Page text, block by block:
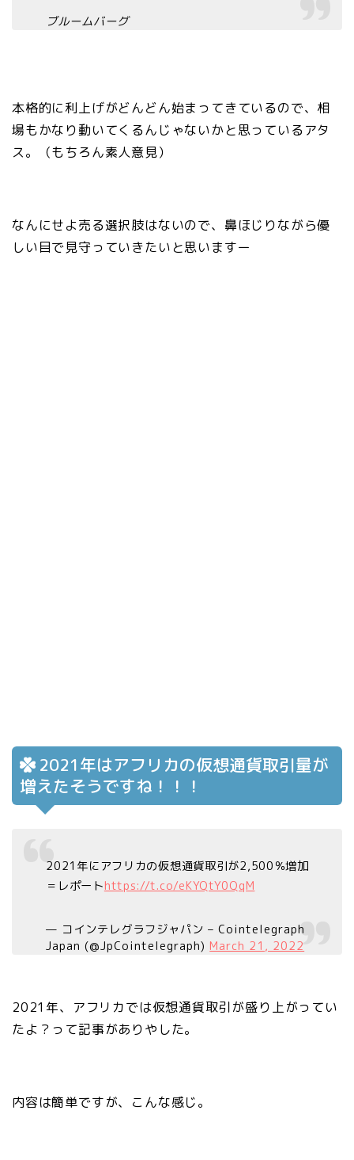
ブルームバーグ
本格的に利上げがどんどん始まってきているので、相
場もかなり動いてくるんじゃないかと思っているアタ
ス。（もちろん素人意見）
なんにせよ売る選択肢はないので、鼻ほじりながら優
しい目で見守っていきたいと思いますー
2021年はアフリカの仮想通貨取引量が
増えたそうですね！！！
2021年にアフリカの仮想通貨取引が2,500％増加
＝レポートhttps://t.co/eKYQtY0QqM
— コインテレグラフジャパン – Cointelegraph
Japan (@JpCointelegraph) March 21, 2022
2021年、アフリカでは仮想通貨取引が盛り上がってい
たよ？って記事がありやした。
内容は簡単ですが、こんな感じ。